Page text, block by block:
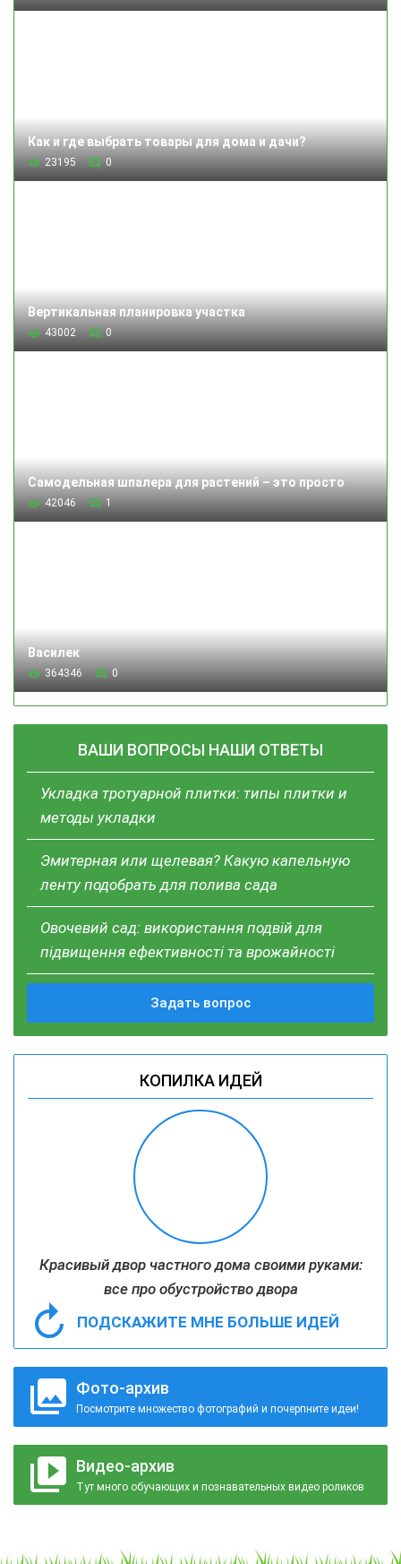
Как и где выбрать товары для дома и дачи?
23195 0
Вертикальная планировка участка
43002 0
Самодельная шпалера для растений – это просто
42046 1
Василек
364346 0
ВАШИ ВОПРОСЫ НАШИ ОТВЕТЫ
Укладка тротуарной плитки: типы плитки и
методы укладки
Эмитерная или щелевая? Какую капельную
ленту подобрать для полива сада
Овочевий сад: використання подвій для
підвищення ефективності та врожайності
Задать вопрос
КОПИЛКА ИДЕЙ
Красивый двор частного дома своими руками:
все про обустройство двора
ПОДСКАЖИТЕ МНЕ БОЛЬШЕ ИДЕЙ
Фото-архив
Посмотрите множество фотографий и почерпните идеи!
Видео-архив
Тут много обучающих и познавательных видео роликов